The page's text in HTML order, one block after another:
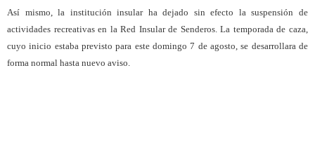
Así mismo, la institución insular ha dejado sin efecto la suspensión de
actividades recreativas en la Red Insular de Senderos.La temporada de caza,
cuyo inicio estaba previsto para este domingo 7 de agosto, se desarrollara de
forma normal hasta nuevo aviso.